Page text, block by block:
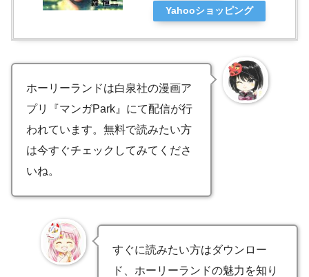
Yahooショッピング
ホーリーランドは白泉社の漫画ア
プリ『マンガPark』にて配信が行
われています。無料で読みたい方
は今すぐチェックしてみてくださ
いね。
すぐに読みたい方はダウンロー
ド、ホーリーランドの魅力を知り